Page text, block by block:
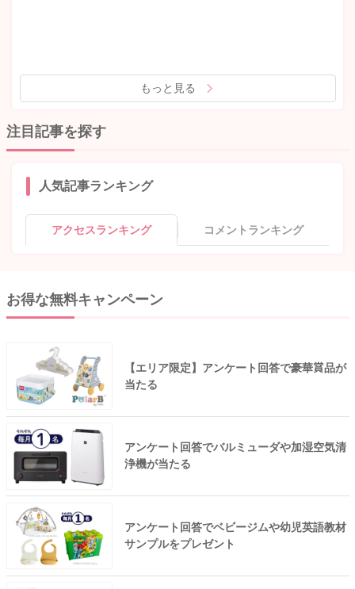
もっと見る
注目記事を探す
人気記事ランキング
アクセスランキング コメントランキング
お得な無料キャンペーン
【エリア限定】アンケート回答で豪華賞品が
当たる
アンケート回答でバルミューダや加湿空気清
浄機が当たる
アンケート回答でベビージムや幼児英語教材
サンプルをプレゼント